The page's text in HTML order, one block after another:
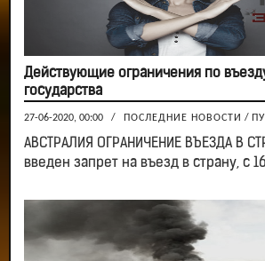
Действующие ограничения по
государства
27-06-2020, 00:00 / ПОСЛЕДНИЕ НОВОСТИ /
АВСТРАЛИЯ ОГРАНИЧЕНИЕ ВЪЕЗДА В
введен запрет на въезд в страну, с